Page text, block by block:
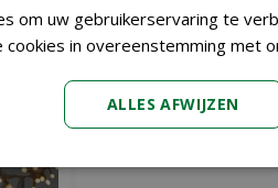
om uw gebruikerservaring te
in overeenstemming met
ALLES AFWIJZEN